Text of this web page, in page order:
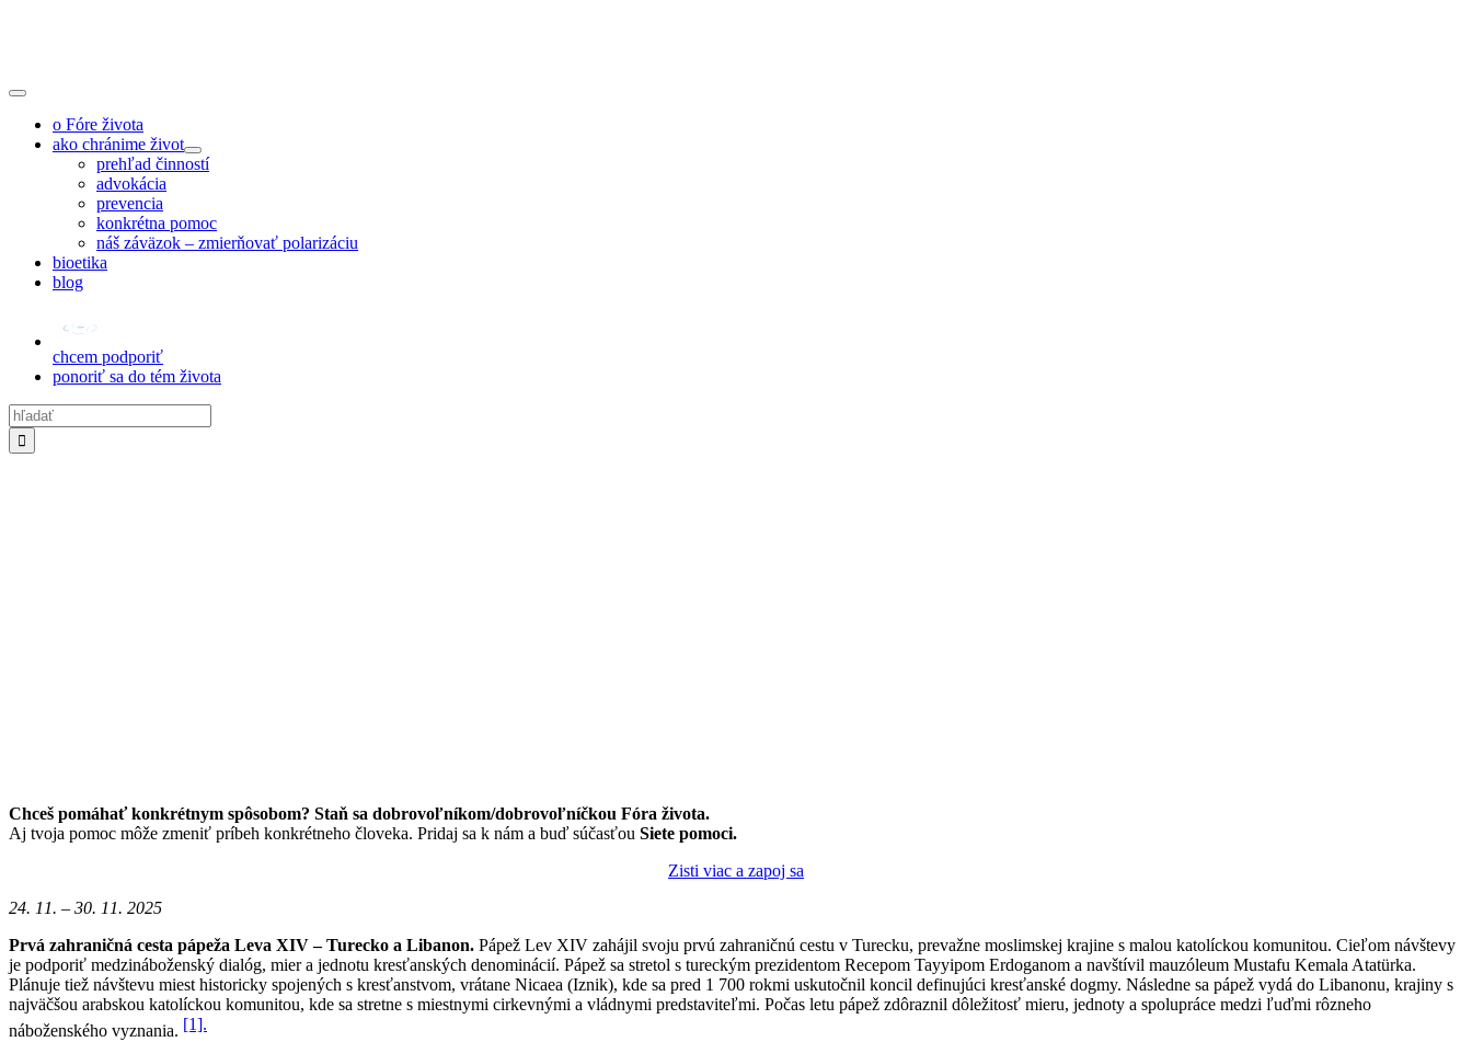
Toggle
Navigationo Fóre života
ako chránime život
prehľad činností
advokácia
prevencia
konkrétna pomoc
náš záväzok – zmierňovať polarizáciu
bioetika
blog
chcem podporiť
ponoriť sa do tém života
Hľadať:
Chceš pomáhať konkrétnym spôsobom? Staň sa dobrovoľníkom/dobrovoľníčkou Fóra života.
Aj tvoja pomoc môže zmeniť príbeh konkrétneho človeka. Pridaj sa k nám a buď súčasťou Siete pomoci.
Zisti viac a zapoj sa
24. 11. – 30. 11. 2025
Prvá zahraničná cesta pápeža Leva XIV – Turecko a Libanon. Pápež Lev XIV zahájil svoju prvú zahraničnú cestu v Turecku, prevažne moslimskej krajine s malou katolíckou komunitou. Cieľom návštevy
je podporiť medzináboženský dialóg, mier a jednotu kresťanských denominácií. Pápež sa stretol s tureckým prezidentom Recepom Tayyipom Erdoganom a navštívil mauzóleum Mustafu Kemala Atatürka.
Plánuje tiež návštevu miest historicky spojených s kresťanstvom, vrátane Nicaea (Iznik), kde sa pred 1 700 rokmi uskutočnil koncil definujúci kresťanské dogmy. Následne sa pápež vydá do Libanonu, krajiny s
najväčšou arabskou katolíckou komunitou, kde sa stretne s miestnymi cirkevnými a vládnymi predstaviteľmi. Počas letu pápež zdôraznil dôležitosť mieru, jednoty a spolupráce medzi ľuďmi rôzneho
náboženského vyznania. [1].